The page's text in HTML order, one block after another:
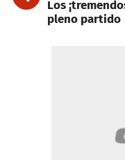
Los
pleno partido